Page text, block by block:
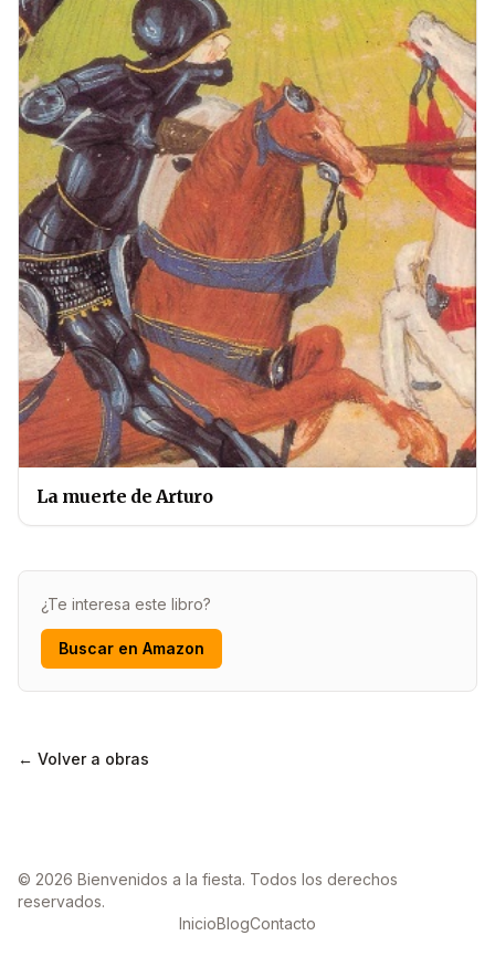
La muerte de Arturo
¿Te interesa este libro?
Buscar en Amazon
← Volver a obras
© 2026 Bienvenidos a la fiesta. Todos los derechos
reservados.
InicioBlogContacto